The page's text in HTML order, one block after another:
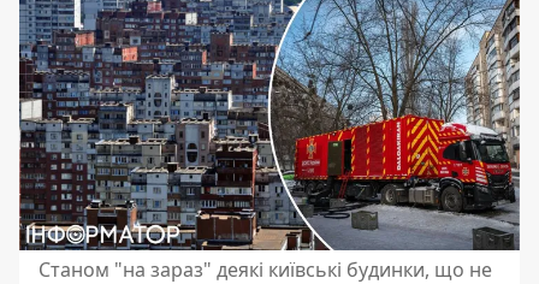
Станом "на зараз" деякі київські будинки, що не